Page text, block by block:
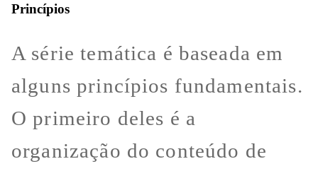
Princípios
A série temática é baseada em
alguns princípios fundamentais.
O primeiro deles é a
organização do conteúdo de